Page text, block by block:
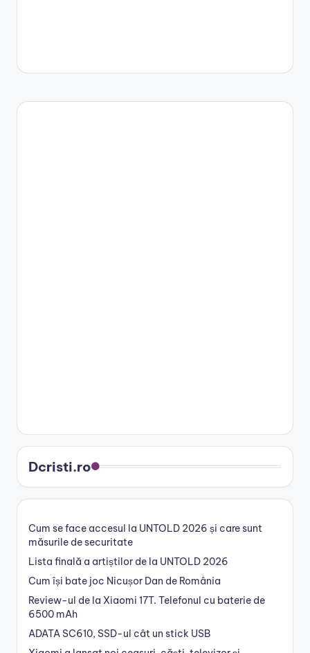
Dcristi.ro
Cum se face accesul la UNTOLD 2026 și care sunt
măsurile de securitate
Lista finală a artiștilor de la UNTOLD 2026
Cum își bate joc Nicușor Dan de România
Review-ul de la Xiaomi 17T. Telefonul cu baterie de
6500 mAh
ADATA SC610, SSD-ul cât un stick USB